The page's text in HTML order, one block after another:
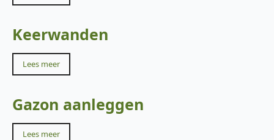
Keerwanden
Lees meer
Gazon aanleggen
Lees meer